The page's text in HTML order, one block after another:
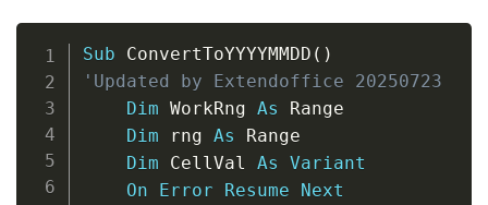
Sub ConvertToYYYYMMDD ( )
'Updated by Extendoffice 20250723
Dim WorkRng As Range
Dim rng As Range
Dim CellVal As
Variant
On
Error Resume
Next